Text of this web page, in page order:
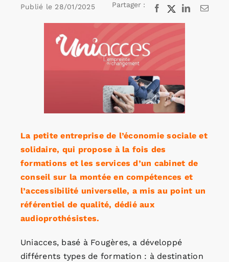
Annonces emploi
Publié le 28/01/2025 Partager : Facebook
X LinkedInEmail
La petite entreprise de l’économie sociale et
solidaire, qui propose à la fois des
formations et les services d’un cabinet de
conseil sur la montée en compétences et
l’accessibilité universelle, a mis au point un
référentiel de qualité, dédié aux
audioprothésistes.
Uniacces, basé à Fougères, a développé
différents types de formation : à destination